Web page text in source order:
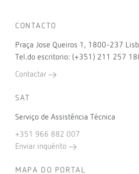
CONTACTO
Praça Jose Queiros 1, 1800-237
Tel.do escritorio: (+351) 211 257
Contactar
SAT
Serviço de Assistência Técnica
+351 966 882 007
Enviar inquérito
MAPA DO PORTAL